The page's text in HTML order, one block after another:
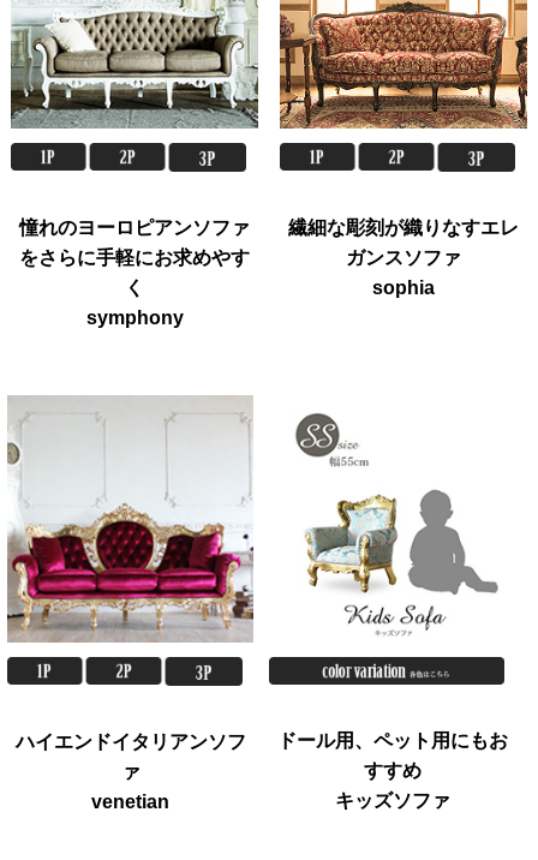
憧れのヨーロピアンソファ
をさらに手軽にお求めやす
く
symphony
繊細な彫刻が織りなすエレ
ガンスソファ
sophia
ハイエンドイタリアンソフ
ァ
venetian
ドール用、ペット用にもお
すすめ
キッズソファ